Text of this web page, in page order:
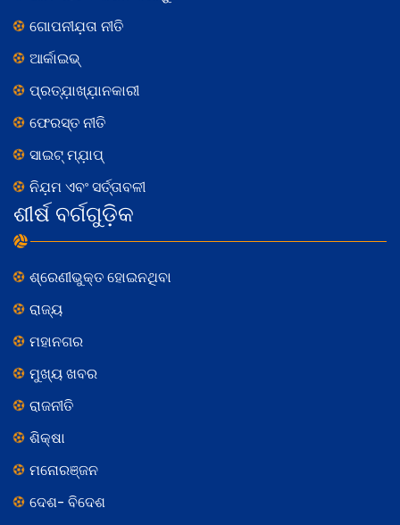
ଗୋପନୀଯ଼ତା ନୀତି
ଆର୍କାଇଭ୍
ପ୍ରତ୍ଯ଼ାଖ୍ଯ଼ାନକାରୀ
ଫେରସ୍ତ ନୀତି
ସାଇଟ୍ ମ୍ଯ଼ାପ୍
ନିଯ଼ମ ଏବଂ ସର୍ତ୍ତାବଳୀ
ଶୀର୍ଷ ବର୍ଗଗୁଡ଼ିକ
ଶ୍ରେଣୀଭୁକ୍ତ ହୋଇନଥିବା
ରାଜ୍ୟ
ମହାନଗର
ମୁଖ୍ୟ ଖବର
ରାଜନୀତି
ଶିକ୍ଷା
ମନୋରଞ୍ଜନ
ଦେଶ- ବିଦେଶ